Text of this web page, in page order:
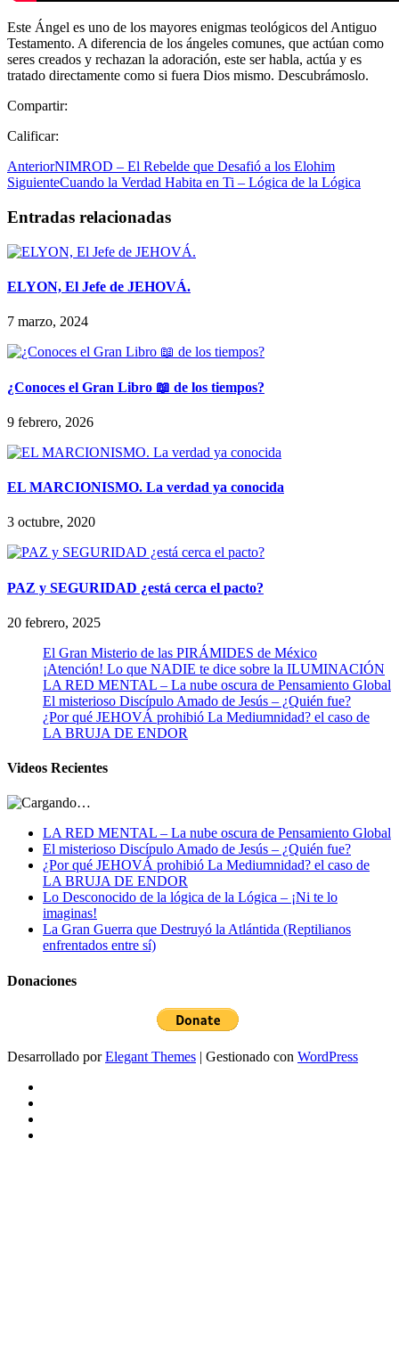
Este Ángel es uno de los mayores enigmas teológicos del Antiguo
Testamento. A diferencia de los ángeles comunes, que actúan como
seres creados y rechazan la adoración, este ser habla, actúa y es
tratado directamente como si fuera Dios mismo. Descubrámoslo.
Compartir:
Calificar:
AnteriorNIMROD – El Rebelde que Desafió a los Elohim
SiguienteCuando la Verdad Habita en Ti – Lógica de la Lógica
Entradas relacionadas
ELYON, El Jefe de JEHOVÁ.
7 marzo, 2024
¿Conoces el Gran Libro 📖 de los tiempos?
9 febrero, 2026
EL MARCIONISMO. La verdad ya conocida
3 octubre, 2020
PAZ y SEGURIDAD ¿está cerca el pacto?
20 febrero, 2025
El Gran Misterio de las PIRÁMIDES de México
¡Atención! Lo que NADIE te dice sobre la ILUMINACIÓN
LA RED MENTAL – La nube oscura de Pensamiento Global
El misterioso Discípulo Amado de Jesús – ¿Quién fue?
¿Por qué JEHOVÁ prohibió La Mediumnidad? el caso de
LA BRUJA DE ENDOR
Videos Recientes
LA RED MENTAL – La nube oscura de Pensamiento Global
El misterioso Discípulo Amado de Jesús – ¿Quién fue?
¿Por qué JEHOVÁ prohibió La Mediumnidad? el caso de
LA BRUJA DE ENDOR
Lo Desconocido de la lógica de la Lógica – ¡Ni te lo
imaginas!
La Gran Guerra que Destruyó la Atlántida (Reptilianos
enfrentados entre sí)
Donaciones
Desarrollado porElegant Themes | Gestionado con WordPress